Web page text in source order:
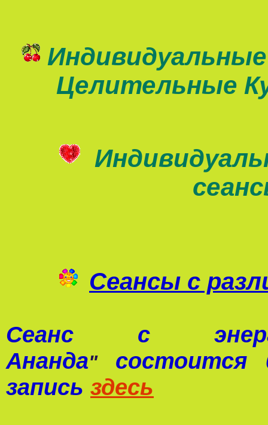
Целительные
Сеансы с
Сеанс с
Ананда"
состоится
запись здесь